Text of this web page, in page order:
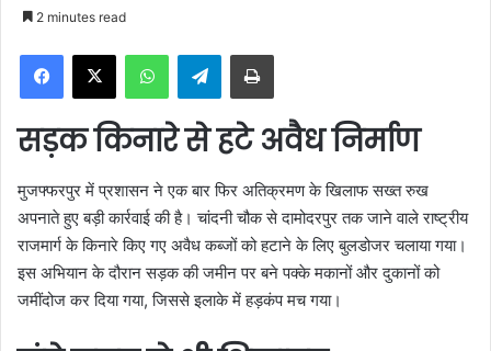
a
e
a
i
l
2 minutes read
Telegram
सड़क किनारे से हटे अवैध निर्माण
मुजफ्फरपुर में प्रशासन ने एक बार फिर अतिक्रमण के खिलाफ सख्त रुख
अपनाते हुए बड़ी कार्रवाई की है। चांदनी चौक से दामोदरपुर तक जाने वाले राष्ट्रीय
राजमार्ग के किनारे किए गए अवैध कब्जों को हटाने के लिए बुलडोजर चलाया गया।
इस अभियान के दौरान सड़क की जमीन पर बने पक्के मकानों और दुकानों को
जमींदोज कर दिया गया, जिससे इलाके में हड़कंप मच गया।